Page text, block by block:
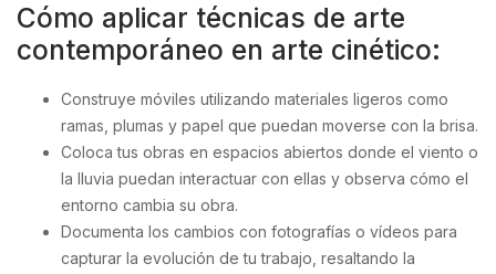
Cómo aplicar técnicas de arte
contemporáneo en arte cinético:
Construye móviles utilizando materiales ligeros como
ramas, plumas y papel que puedan moverse con la brisa.
Coloca tus obras en espacios abiertos donde el viento o
la lluvia puedan interactuar con ellas y observa cómo el
entorno cambia su obra.
Documenta los cambios con fotografías o vídeos para
capturar la evolución de tu trabajo, resaltando la